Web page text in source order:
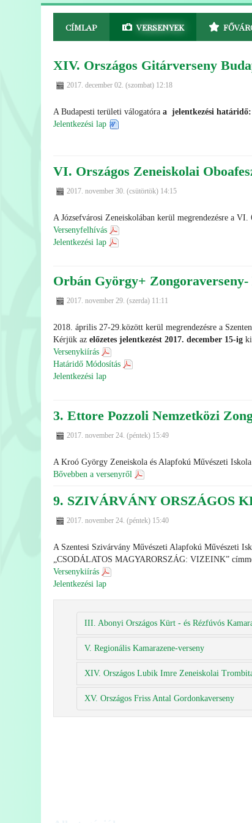
CÍMLAP VERSENYEK
XIV. Országos Gitárverseny
2017. december 02. (szombat) 12:18
A Budapesti területi válogatóra a jelentkezési határidő:
Jelentkezési lap
VI. Országos Zeneiskolai
2017. november 30. (csütörtök) 14:15
A Józsefvárosi Zeneiskolában kerül megrendezésre a
Versenyfelhívás
Jelentkezési lap
Orbán György+
2017. november 29. (szerda) 11:11
2018. április 27-29.között kerül megrendezésre a
Kérjük az előzetes jelentkezést 2017. december 15-ig
Versenykiírás
Határidő Módosítás
Jelentkezési lap
3. Ettore Pozzoli Nemzetközi
2017. november 24. (péntek) 15:49
A Kroó György Zeneiskola és Alapfokú Művészeti
Bővebben a versenyről
9. SZIVÁRVÁNY ORSZÁGOS
2017. november 24. (péntek) 15:40
A Szentesi Szivárvány Művészeti Alapfokú Művészeti
„CSODÁLATOS MAGYARORSZÁG: VIZEINK”
Versenykiírás
Jelentkezési lap
III. Abonyi Országos Kürt - és Rézfúvós
V. Regionális Kamarazene-verseny
XIV. Országos Lubik Imre Zeneiskolai
XV. Országos Friss Antal Gordonkaverseny